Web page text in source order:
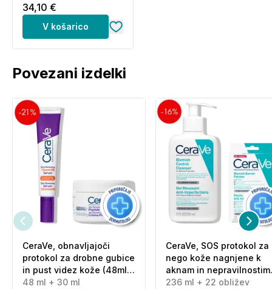
34,10 €
V košarico
Povezani izdelki
CeraVe, obnavljajoči
protokol za drobne gubice
in pust videz kože (48ml
+ 30 ml)
48 ml + 30 ml
CeraVe, SOS protokol za
nego kože nagnjene k
aknam in nepravilnostim
(236 ml + 22 obližev)
236 ml + 22 obližev